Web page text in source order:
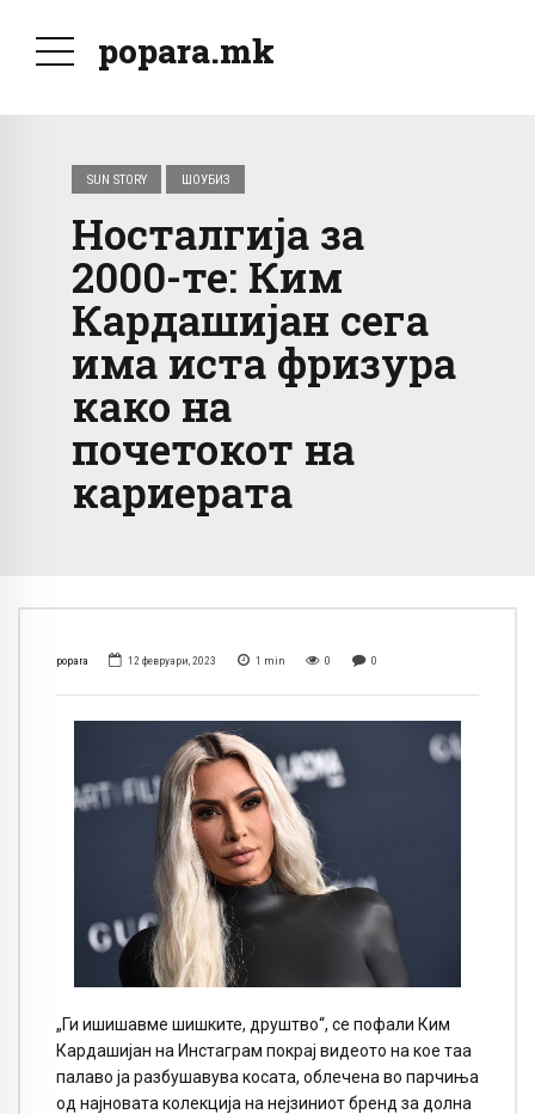
popara.mk
SUN STORY ШОУБИЗ
Носталгија за
2000-те: Ким
Кардашијан сега
има иста фризура
како на
почетокот на
кариерата
popara 12 февруари, 2023 1 min 0 0
„Ги ишишавме шишките, друштво“, се пофали Ким
Кардашијан на Инстаграм покрај видеото на кое таа
палаво ја разбушавува косата, облечена во парчиња
од најновата колекција на нејзиниот бренд за долна